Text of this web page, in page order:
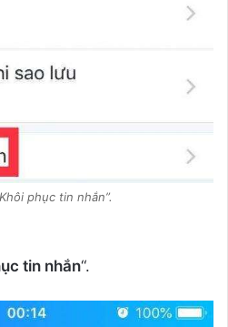
phục tin nhắn”.
tin nhắn“.